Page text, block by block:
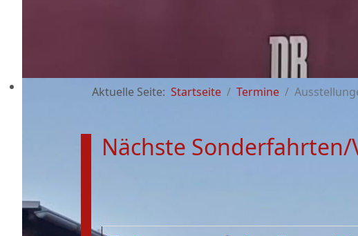
Aktuelle Seite: Startseite Termine
Nächste